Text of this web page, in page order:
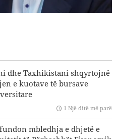
artilerie të regjimit sionist
Strategjitë e
e Hormuzit nuk kanë
dhe Taxhikistani shqyrtojnë
e kuotave të bursave
1 Një ditë më parë
mbledhja e dhjetë e